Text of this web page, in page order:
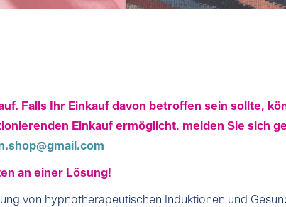
Falls Ihr Einkauf davon betroffen sein sollte,
Einkauf ermöglicht, melden Sie sich
an einer Lösung!
von hypnotherapeutischen Induktionen und